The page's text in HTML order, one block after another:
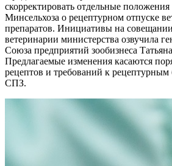
скорректировать отдельные
Минсельхоза о рецептурном отпуске
препаратов. Инициативы на
ветеринарии министерства озвучила
Союза предприятий зообизнеса
Предлагаемые изменения касаются
рецептов и требований к
СПЗ.